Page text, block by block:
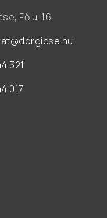
Fő u. 16.
321
017